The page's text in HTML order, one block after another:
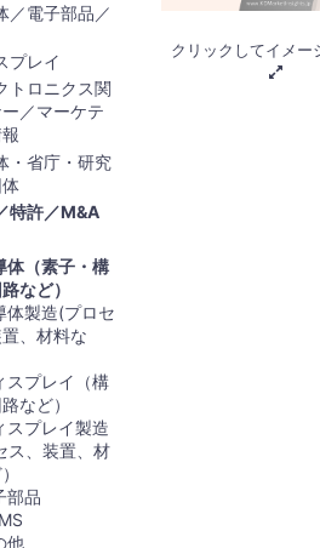
／電子部品／
プレイ
トロニクス関
／マーケテ
・省庁・研究
特許／M&A
体（素子・構
など）
体製造(プロセ
、材料な
スプレイ（構
など）
スプレイ製造
ス、装置、材
部品
他
クリックしてイメー